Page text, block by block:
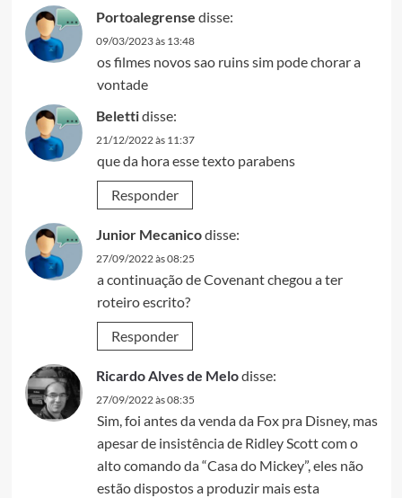
Portoalegrense disse:
09/03/2023 às 13:48
os filmes novos sao ruins sim pode chorar a
vontade
Belettidisse:
21/12/2022 às 11:37
que da hora esse texto parabens
Responder
Junior Mecanicodisse:
27/09/2022 às 08:25
a continuação de Covenant chegou a ter
roteiro escrito?
Responder
Ricardo Alves de Melodisse:
27/09/2022 às 08:35
Sim, foi antes da venda da Fox pra Disney, mas
apesar de insistência de Ridley Scott com o
alto comando da “Casa do Mickey”, eles não
estão dispostos a produzir mais esta